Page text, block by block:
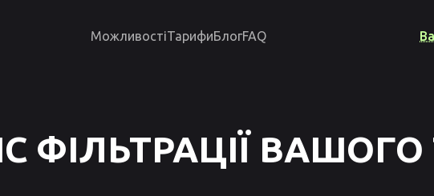
МожливостіТарифиБлогFAQ
ФІЛЬТРАЦІЇ